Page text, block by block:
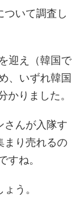
いて調査し
迎え（韓国で
、いずれ韓国
かりました。
さんが入隊す
まり売れるの
すね。
う。